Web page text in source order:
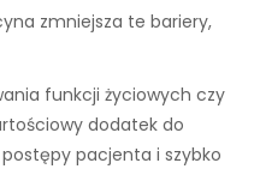
zmniejsza te bariery,
funkcji życiowych czy
dodatek do
pacjenta i szybko